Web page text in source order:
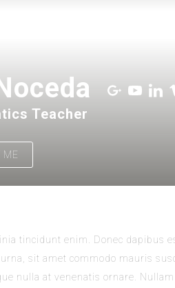
Teacher
ME
tincidunt enim. Donec dapibus
sit amet commodo mauris
nulla at venenatis ornare.